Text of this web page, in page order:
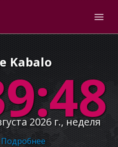
Kabalo
2026 г., неделя
Подробнее